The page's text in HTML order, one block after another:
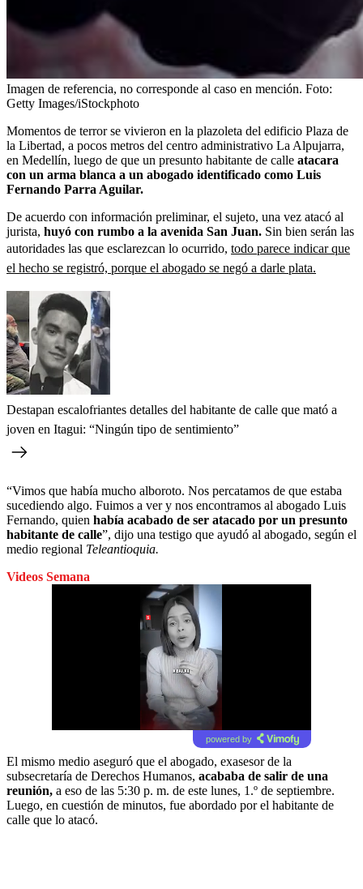
Imagen de referencia, no corresponde al caso en mención. Foto:
Getty Images/iStockphoto
Momentos de terror se vivieron en la plazoleta del edificio Plaza de
la Libertad, a pocos metros del centro administrativo La Alpujarra,
en Medellín, luego de que un presunto habitante de calle atacara
con un arma blanca a un abogado identificado como Luis
Fernando Parra Aguilar.
De acuerdo con información preliminar, el sujeto, una vez atacó al
jurista, huyó con rumbo a la avenida San Juan. Sin bien serán las
autoridades las que esclarezcan lo ocurrido, todo parece indicar que
el hecho se registró, porque el abogado se negó a darle plata.
Destapan escalofriantes detalles del habitante de calle que mató a
joven en Itagui: “Ningún tipo de sentimiento”
“Vimos que había mucho alboroto. Nos percatamos de que estaba
sucediendo algo. Fuimos a ver y nos encontramos al abogado Luis
Fernando, quien había acabado de ser atacado por un presunto
habitante de calle”, dijo una testigo que ayudó al abogado, según el
medio regional Teleantioquia.
Videos Semana
powered by
El mismo medio aseguró que el abogado, exasesor de la
subsecretaría de Derechos Humanos, acababa de salir de una
reunión, a eso de las 5:30 p. m. de este lunes, 1.º de septiembre.
Luego, en cuestión de minutos, fue abordado por el habitante de
calle que lo atacó.